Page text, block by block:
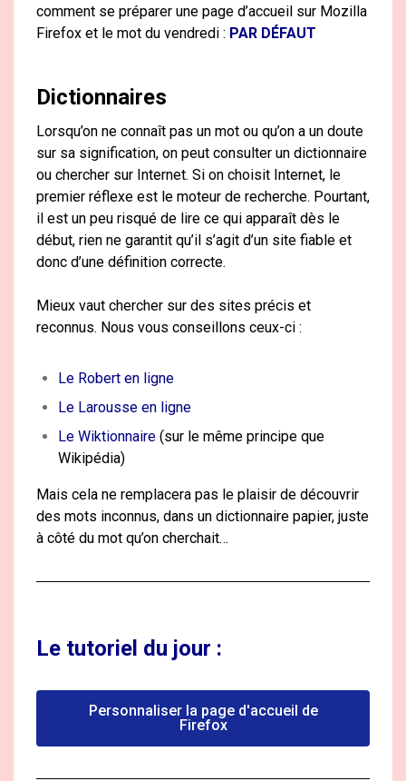
comment se préparer une page d’accueil sur Mozilla
Firefox et le mot du vendredi : PAR DÉFAUT
Dictionnaires
Lorsqu’on ne connaît pas un mot ou qu’on a un doute
sur sa signification, on peut consulter un dictionnaire
ou chercher sur Internet. Si on choisit Internet, le
premier réflexe est le moteur de recherche. Pourtant,
il est un peu risqué de lire ce qui apparaît dès le
début, rien ne garantit qu’il s’agit d’un site fiable et
donc d’une définition correcte.
Mieux vaut chercher sur des sites précis et
reconnus. Nous vous conseillons ceux-ci :
Le Robert en ligne
Le Larousse en ligne
Le Wiktionnaire (sur le même principe que
Wikipédia)
Mais cela ne remplacera pas le plaisir de découvrir
des mots inconnus, dans un dictionnaire papier, juste
à côté du mot qu’on cherchait…
Le tutoriel du jour :
Personnaliser la page d'accueil de
Firefox